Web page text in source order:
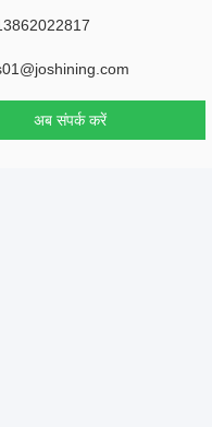
अब संपर्क करें